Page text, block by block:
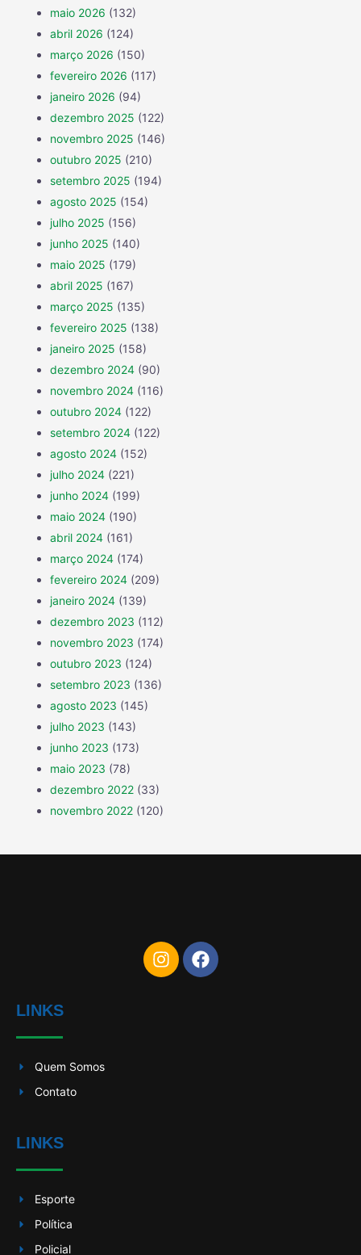
maio 2026 (132)
abril 2026 (124)
março 2026 (150)
fevereiro 2026 (117)
janeiro 2026 (94)
dezembro 2025 (122)
novembro 2025 (146)
outubro 2025 (210)
setembro 2025 (194)
agosto 2025 (154)
julho 2025 (156)
junho 2025 (140)
maio 2025 (179)
abril 2025 (167)
março 2025 (135)
fevereiro 2025 (138)
janeiro 2025 (158)
dezembro 2024 (90)
novembro 2024 (116)
outubro 2024 (122)
setembro 2024 (122)
agosto 2024 (152)
julho 2024 (221)
junho 2024 (199)
maio 2024 (190)
abril 2024 (161)
março 2024 (174)
fevereiro 2024 (209)
janeiro 2024 (139)
dezembro 2023 (112)
novembro 2023 (174)
outubro 2023 (124)
setembro 2023 (136)
agosto 2023 (145)
julho 2023 (143)
junho 2023 (173)
maio 2023 (78)
dezembro 2022 (33)
novembro 2022 (120)
LINKS
Quem Somos
Contato
LINKS
Esporte
Política
Policial